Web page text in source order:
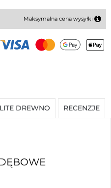
Maksymalna cena wysyłki
LITE DREWNO RECENZJE